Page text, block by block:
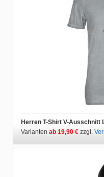
Herren T-Shirt V-Ausschnitt
Varianten ab 19,90 € zzgl.